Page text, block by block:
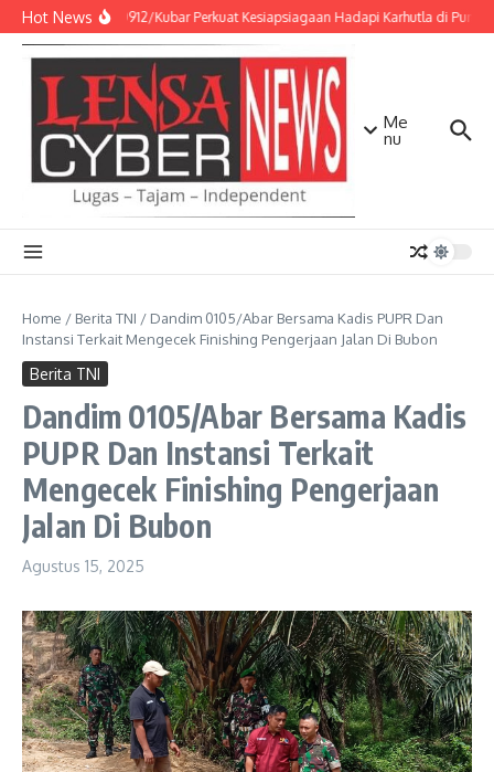
Lewati ke konten
Hot NewsKodim 0912/Kubar Perkuat Kesiapsiagaan Hadapi Karhutla di
Me
nu
Home / Berita TNI / Dandim 0105/Abar Bersama Kadis PUPR Dan
Instansi Terkait Mengecek Finishing Pengerjaan Jalan Di Bubon
Berita TNI
Dandim 0105/Abar Bersama Kadis
PUPR Dan Instansi Terkait
Mengecek Finishing Pengerjaan
Jalan Di Bubon
Agustus 15, 2025